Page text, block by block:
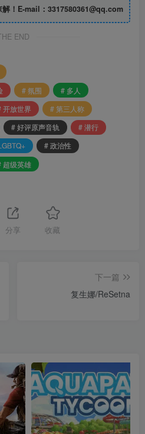
！E-mail：3317580361@qq.com
END
# 氛围
# 多人
开放世界
# 第三人称
# 好评原声音轨
# 潜行
# 政治性
超级英雄
分享 收藏
下一篇
复生娜/ReSetna